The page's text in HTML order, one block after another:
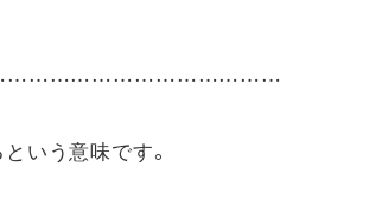
いう意味です。